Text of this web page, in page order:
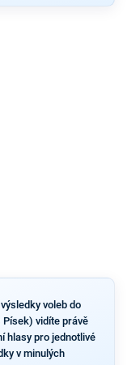
voleb do
vidíte právě
hlasy pro jednotlivé
v minulých